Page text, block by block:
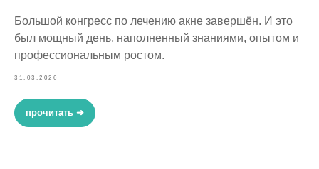
Большой конгресс по лечению акне завершён. И это
был мощный день, наполненный знаниями, опытом и
профессиональным ростом.
31.03.2026
прочитать ➜